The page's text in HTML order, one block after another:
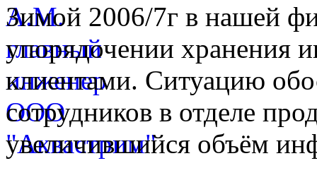
Зимой 2006/7г в нашей
упорядочении хранения
клиентами. Ситуацию
сотрудников в отделе
увеличившийся объём